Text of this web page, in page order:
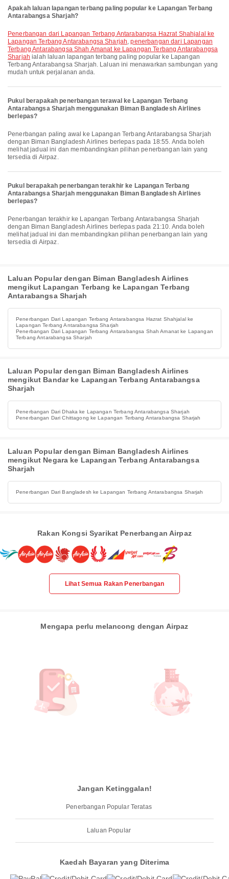
Apakah laluan lapangan terbang paling popular ke Lapangan Terbang
Antarabangsa Sharjah?
penerbangan dari Lapangan Terbang Antarabangsa Hazrat Shahjalal ke
Lapangan Terbang Antarabangsa Sharjah,penerbangan dari Lapangan
Terbang Antarabangsa Shah Amanat ke Lapangan Terbang Antarabangsa
Sharjah ialah laluan lapangan terbang paling popular ke Lapangan
Terbang Antarabangsa Sharjah. Laluan ini menawarkan sambungan yang
mudah untuk perjalanan anda.
Pukul berapakah penerbangan terawal ke Lapangan Terbang
Antarabangsa Sharjah menggunakan Biman Bangladesh Airlines
berlepas?
Penerbangan paling awal ke Lapangan Terbang Antarabangsa Sharjah
dengan Biman Bangladesh Airlines berlepas pada 18:55. Anda boleh
melihat jadual ini dan membandingkan pilihan penerbangan lain yang
tersedia di Airpaz.
Pukul berapakah penerbangan terakhir ke Lapangan Terbang
Antarabangsa Sharjah menggunakan Biman Bangladesh Airlines
berlepas?
Penerbangan terakhir ke Lapangan Terbang Antarabangsa Sharjah
dengan Biman Bangladesh Airlines berlepas pada 21:10. Anda boleh
melihat jadual ini dan membandingkan pilihan penerbangan lain yang
tersedia di Airpaz.
Laluan Popular dengan Biman Bangladesh Airlines
mengikut Lapangan Terbang ke Lapangan Terbang
Antarabangsa Sharjah
Penerbangan Dari Lapangan Terbang Antarabangsa Hazrat Shahjalal ke
Lapangan Terbang Antarabangsa Sharjah
Penerbangan Dari Lapangan Terbang Antarabangsa Shah Amanat ke Lapangan
Terbang Antarabangsa Sharjah
Laluan Popular dengan Biman Bangladesh Airlines
mengikut Bandar ke Lapangan Terbang Antarabangsa
Sharjah
Penerbangan Dari Dhaka ke Lapangan Terbang Antarabangsa Sharjah
Penerbangan Dari Chittagong ke Lapangan Terbang Antarabangsa Sharjah
Laluan Popular dengan Biman Bangladesh Airlines
mengikut Negara ke Lapangan Terbang Antarabangsa
Sharjah
Penerbangan Dari Bangladesh ke Lapangan Terbang Antarabangsa Sharjah
Rakan Kongsi Syarikat Penerbangan Airpaz
Lihat Semua Rakan Penerbangan
Mengapa perlu melancong dengan Airpaz
Jangan Ketinggalan!
Penerbangan Popular Teratas
Laluan Popular
Kaedah Bayaran yang Diterima